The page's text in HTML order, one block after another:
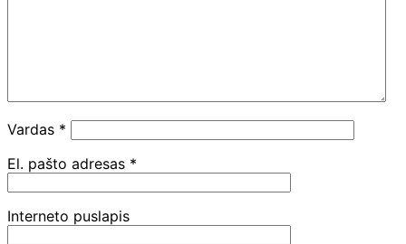
Vardas *
El. pašto adresas *
Interneto puslapis